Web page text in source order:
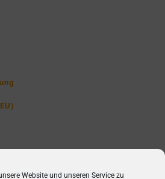
Website und unseren Service zu